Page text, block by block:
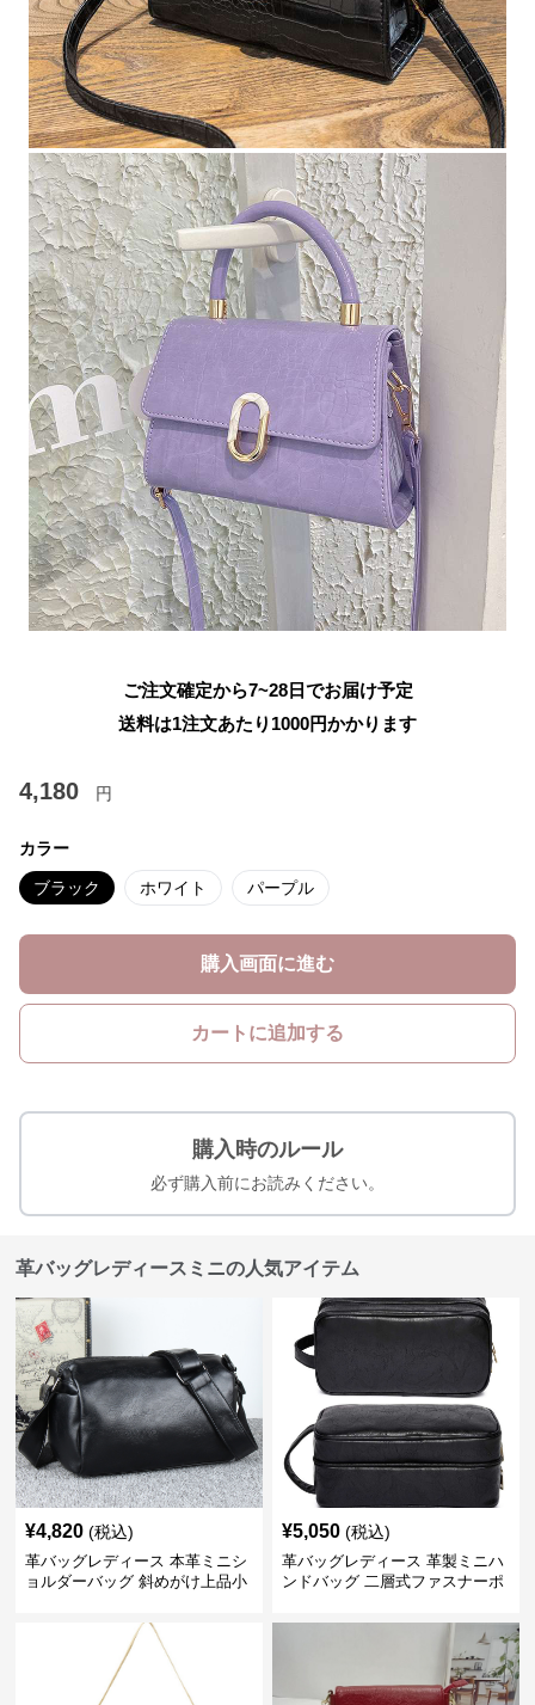
ご注文確定から7~28日でお届け予定
送料は1注文あたり 1000円かかります
4,180 円
カラー
ブラック ホワイト パープル
購入画面に進む
カートに追加する
購入時のルール
必ず購入前にお読みください。
革バッグレディースミニの人気アイテム
¥4,820 (税込)
革バッグレディース 本革ミニシ
ョルダーバッグ 斜めがけ上品小
¥5,050 (税込)
革バッグレディース 革製ミニハ
ンドバッグ 二層式ファスナーポ